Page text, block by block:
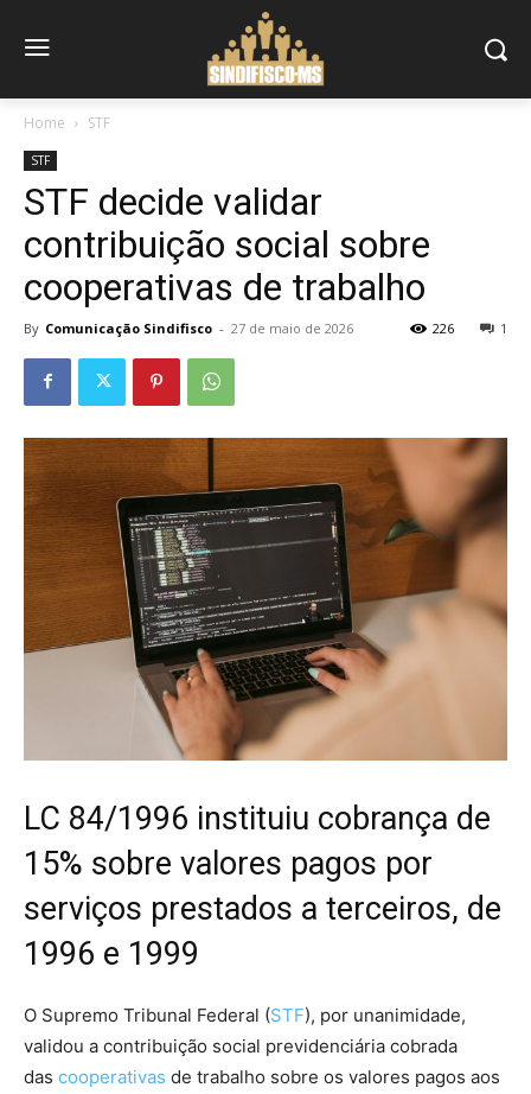
Home STF
STF
STF decide validar
contribuição social sobre
cooperativas de trabalho
By Comunicação Sindifisco - 27 de maio de 2026 1
226
LC 84/1996 instituiu cobrança de
15% sobre valores pagos por
serviços prestados a terceiros, de
1996 e 1999
O Supremo Tribunal Federal (STF), por unanimidade,
validou a contribuição social previdenciária cobrada
das cooperativas de trabalho sobre os valores pagos aos